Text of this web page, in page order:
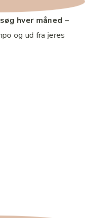
hver måned –
og ud fra jeres